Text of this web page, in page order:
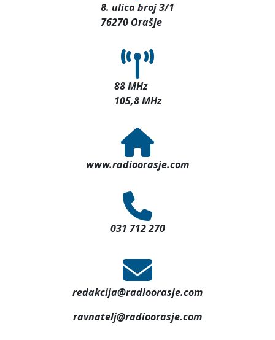
8. ulica broj 3/1
76270 Orašje
88 MHz
105,8 MHz
www.radioorasje.com
031 712 270
redakcija@radioorasje.com
ravnatelj@radioorasje.com